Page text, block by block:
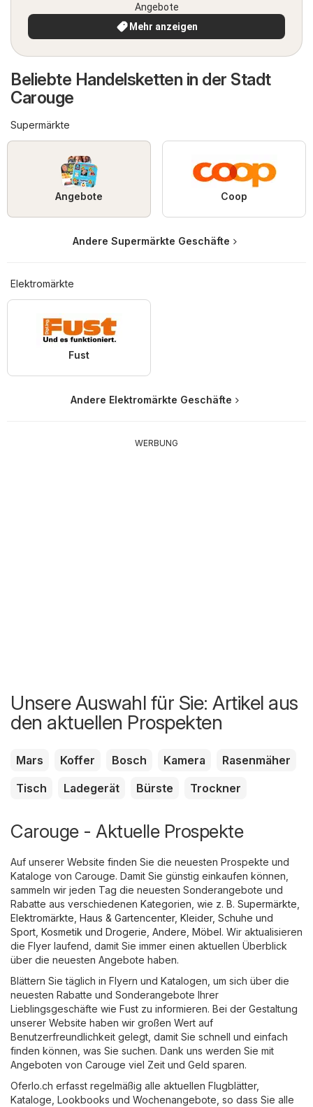
Angebote
Mehr anzeigen
Beliebte Handelsketten in der Stadt
Carouge
Supermärkte
Angebote Coop
Andere Supermärkte Geschäfte
Elektromärkte
Fust
Andere Elektromärkte Geschäfte
WERBUNG
Unsere Auswahl für Sie: Artikel aus
den aktuellen Prospekten
Mars Koffer Bosch Kamera
Rasenmäher
Tisch
Ladegerät Bürste Trockner
Carouge - Aktuelle Prospekte
Auf unserer Website finden Sie die neuesten Prospekte und
Kataloge von Carouge. Damit Sie günstig einkaufen können,
sammeln wir jeden Tag die neuesten Sonderangebote und
Rabatte aus verschiedenen Kategorien, wie z. B. Supermärkte
Elektromärkte Haus & Gartencenter, Kleider, Schuhe und
Sport Kosmetik und Drogerie Andere Möbel. Wir aktualisieren
die Flyer laufend, damit Sie immer einen aktuellen Überblick
über die neuesten Angebote haben.
Blättern Sie täglich in Flyern und Katalogen, um sich über die
neuesten Rabatte und Sonderangebote Ihrer
Lieblingsgeschäfte wie Fust zu informieren. Bei der Gestaltung
unserer Website haben wir großen Wert auf
Benutzerfreundlichkeit gelegt, damit Sie schnell und einfach
finden können, was Sie suchen. Dank uns werden Sie mit
Angeboten von Carouge viel Zeit und Geld sparen.
Oferlo.ch erfasst regelmäßig alle aktuellen Flugblätter,
Kataloge, Lookbooks und Wochenangebote, so dass Sie alle